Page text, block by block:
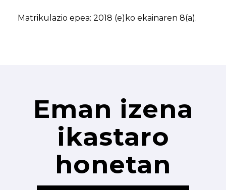
Matrikulazio epea: 2018 (e)ko ekainaren 8(a).
Eman izena
ikastaro
honetan